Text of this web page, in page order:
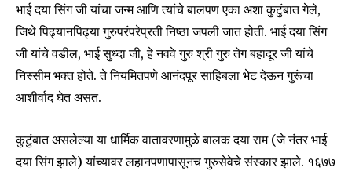
भाई दया सिंग जी यांचा जन्म आणि त्यांचे बालपण एका अशा कुटुंबात गेले,
जिथे पिढ्यानपिढ्या गुरुपरंपरेप्रती निष्ठा जपली जात होती. भाई दया सिंग
जी यांचे वडील, भाई सुध्दा जी, हे नववे गुरु श्री गुरु तेग बहादूर जी यांचे
निस्सीम भक्त होते. ते नियमितपणे आनंदपूर साहिबला भेट देऊन गुरूंचा
आशीर्वाद घेत असत.
कुटुंबात असलेल्या या धार्मिक वातावरणामुळे बालक दया राम (जे नंतर भाई
दया सिंग झाले) यांच्यावर लहानपणापासूनच गुरुसेवेचे संस्कार झाले. १६७७